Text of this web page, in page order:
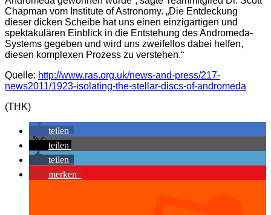
Chapman vom Institute of Astronomy. „Die Entdeckung
dieser dicken Scheibe hat uns einen einzigartigen und
spektakulären Einblick in die Entstehung des Andromeda-
Systems gegeben und wird uns zweifellos dabei helfen,
diesen komplexen Prozess zu verstehen.“
Quelle: http://www.ras.org.uk/news-and-press/217-
news2011/1923-isolating-the-stellar-discs-of-andromeda
(THK)
teilen
teilen
teilen
merken